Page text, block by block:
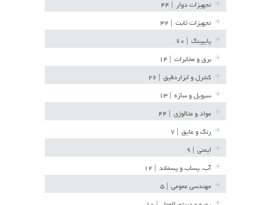
تجهیزات دوار
تجهیزات ثابت
پایپینگ
برق و مخابرات
کنترل و ابزاردقیق
سیویل و سازه
مواد و متالوژی
رنگ و عایق
ایمنی
آب، پساب و پسماند
مهندسی عمومی